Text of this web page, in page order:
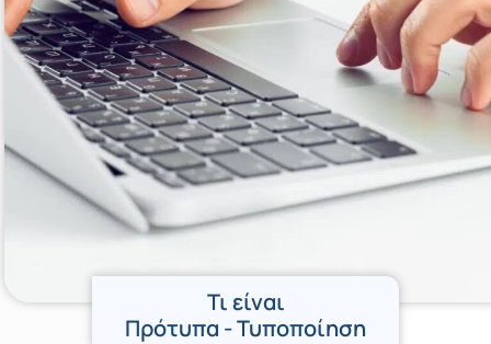
Τι είναι
Πρότυπα - Τυποποίηση